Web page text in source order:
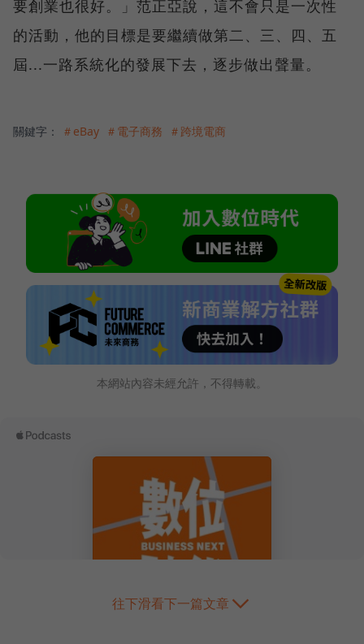
要創業也很好。」范正亞說，這不會只是一次性
的活動，他的目標是要繼續做第二、三、四、五
屆...一路系統化的發展下去，逐步做出聲量。
關鍵字： ＃eBay ＃電子商務 ＃跨境電商
本網站內容未經允許，不得轉載。
往下滑看下一篇文章